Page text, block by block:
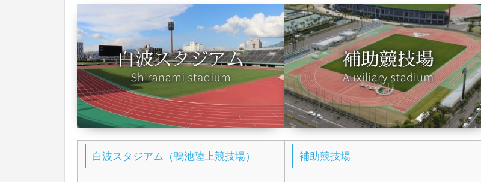
白波スタジアム（鴨池陸上競技場） 補助競技場